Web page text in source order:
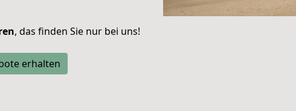
, das finden Sie nur bei uns!
erhalten